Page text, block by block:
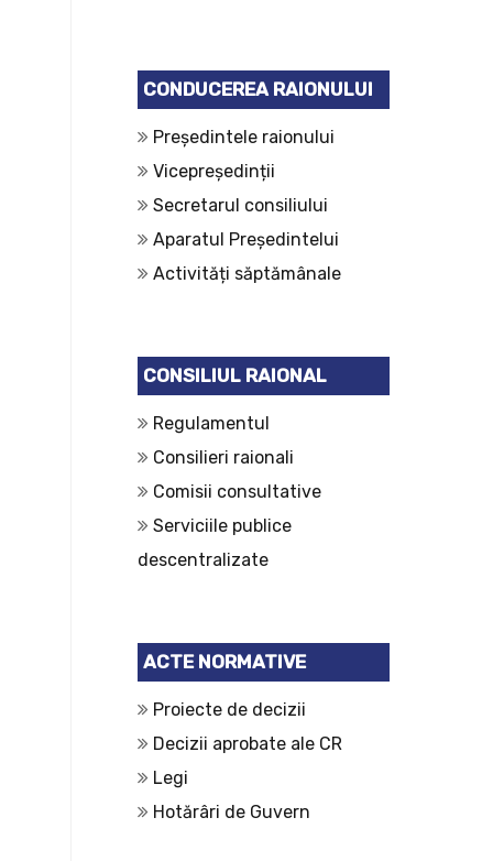
CONDUCEREA RAIONULUI
Președintele raionului
Vicepreședinții
Secretarul consiliului
Aparatul Președintelui
Activități săptămânale
CONSILIUL RAIONAL
Regulamentul
Consilieri raionali
Comisii consultative
Serviciile publice
descentralizate
ACTE NORMATIVE
Proiecte de decizii
Decizii aprobate ale CR
Legi
Hotărâri de Guvern